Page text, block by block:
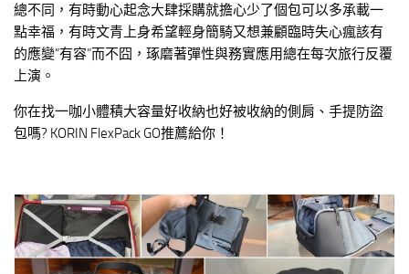
總不同，有時動心起念大肆採購就擔心少了個包可以多承載一
點幸福，有時文青上身希望輕身簡騎又想兼顧臨時失心瘋該有
的應變”有容”而不囧，琢磨著彈性與務實應用總在每次旅行反覆
上演。
你在找一咖小體積大容量好收納也好被收納的側肩、手提防盜
包嗎? KORIN FlexPack GO推薦給你！